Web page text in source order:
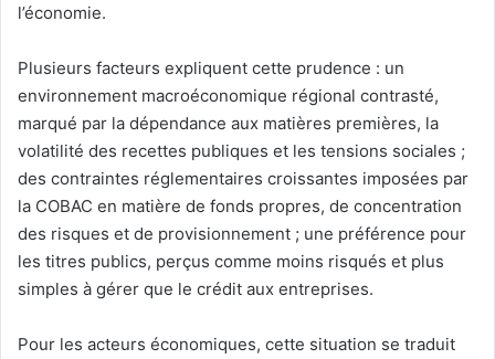
l’économie.
Plusieurs facteurs expliquent cette prudence : un
environnement macroéconomique régional contrasté,
marqué par la dépendance aux matières premières, la
volatilité des recettes publiques et les tensions sociales ;
des contraintes réglementaires croissantes imposées par
la COBAC en matière de fonds propres, de concentration
des risques et de provisionnement ; une préférence pour
les titres publics, perçus comme moins risqués et plus
simples à gérer que le crédit aux entreprises.
Pour les acteurs économiques, cette situation se traduit